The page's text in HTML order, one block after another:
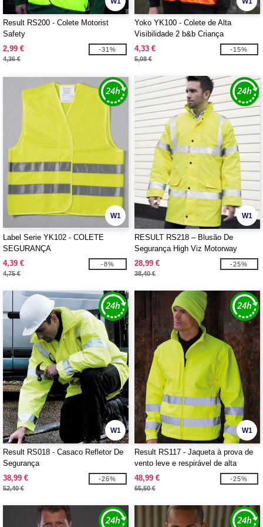
Result RS200 - Colete Motorist
Safety
2,99 €
4,36 €
-31%
Yoko YK100 - Colete de Alta
Visibilidade 2 b&b Criança
(HVW100CH)
4,33 €
5,08 €
-15%
W1
Label Serie YK102 - COLETE
SEGURANÇA
4,39 €
4,75 €
-8%
W1
RESULT RS218 – Blusão De
Segurança High Viz Motorway
28,99 €
38,40 €
-25%
W1
Result RS018 - Casaco Refletor De
Segurança
38,99 €
52,40 €
-26%
W1
Result RS117 - Jaqueta à prova de
vento leve e respirável de alta
visibilidade
48,99 €
65,50 €
-25%